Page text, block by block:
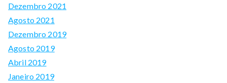
Dezembro 2021
Agosto 2021
Dezembro 2019
Agosto 2019
Abril 2019
Janeiro 2019